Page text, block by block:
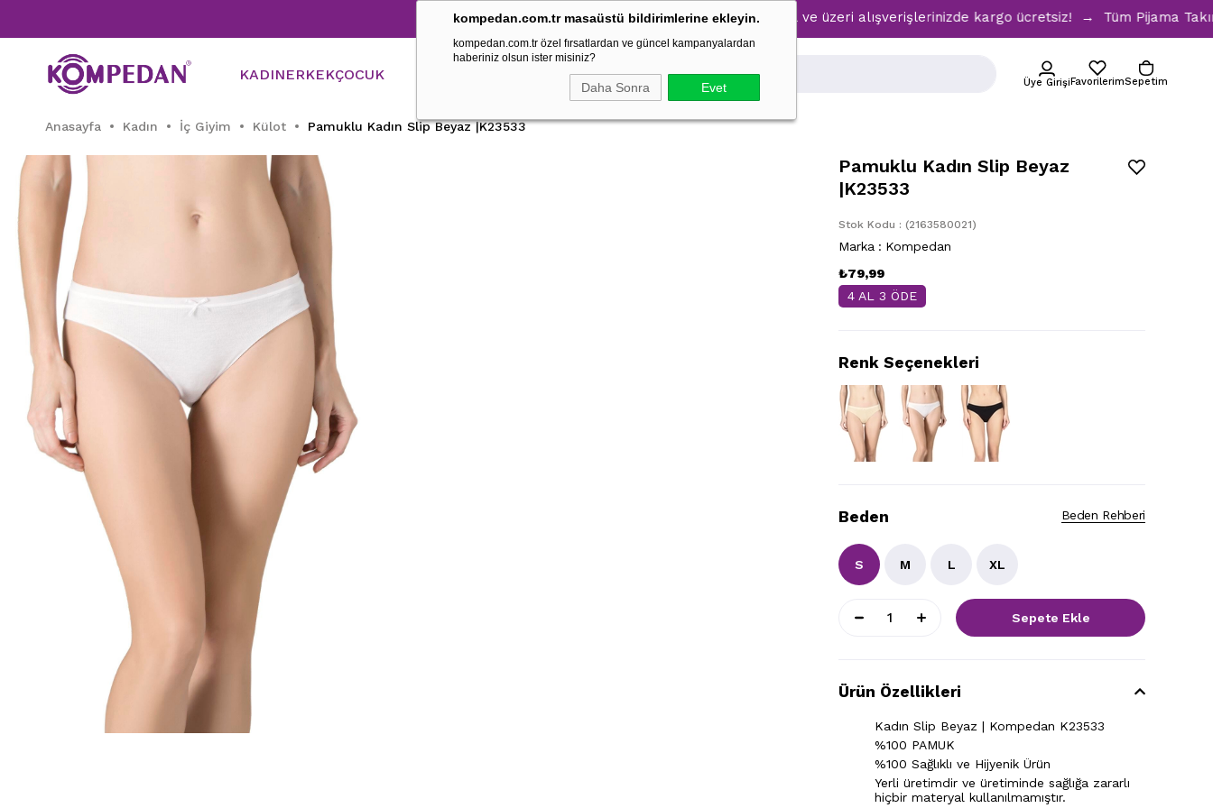
kompedan.com.tr masaüstü bildirimlerine ekleyin.
kompedan.com.tr özel fırsatlardan ve güncel kampanyalardan
haberiniz olsun ister misiniz?
Daha Sonra Evet
Tüm Pijama Takımlarında %30 İndirim → 1500 TL ve üzeri alışverişlerinizde kargo ücretsiz! → Tüm Pijama
KADINERKEKÇOCUK Üye GirişiFavorilerimSepetim
Anasayfa Kadın İç Giyim Külot Pamuklu Kadın Slip Beyaz |K23533
Pamuklu Kadın Slip Beyaz
|K23533
Stok Kodu (2163580021)
Marka : Kompedan
₺79,99
4 AL 3 ÖDE
Renk Seçenekleri
Beden Rehberi
Beden
S M L XL
Ürün Özellikleri
Kadın Slip Beyaz | Kompedan K23533
%100 PAMUK
%100 Sağlıklı ve Hijyenik Ürün
Yerli üretimdir ve üretiminde sağlığa zararlı
hiçbir materyal kullanılmamıştır.